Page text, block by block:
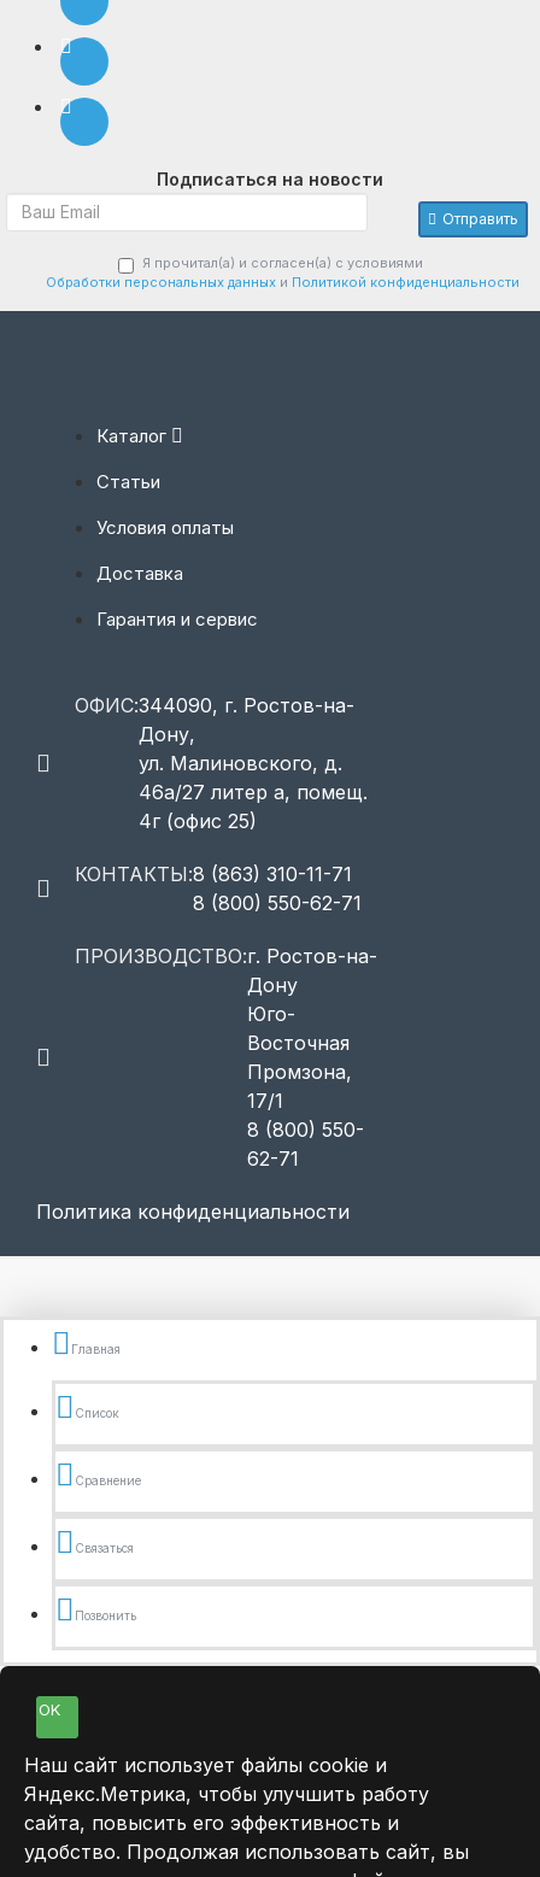
Подписаться на новости
Отправить
Я прочитал(а) и согласен(а) с условиями
Обработки персональных данныхи Политикой конфиденциальности
Каталог
Статьи
Условия оплаты
Доставка
Гарантия и сервис
ОФИС:344090, г. Ростов-на-
Дону,
ул. Малиновского, д.
46а/27 литер а, помещ.
4г (офис 25)
КОНТАКТЫ:8 (863) 310-11-71
8 (800) 550-62-71
ПРОИЗВОДСТВО:г. Ростов-на-
Дону
Юго-
Восточная
Промзона,
17/1
8 (800) 550-
62-71
Политика конфиденциальности
Главная
Список
Сравнение
Связаться
Позвонить
OK
Наш сайт использует файлы cookie и
Яндекс.Метрика, чтобы улучшить работу
сайта, повысить его эффективность и
удобство. Продолжая использовать сайт, вы